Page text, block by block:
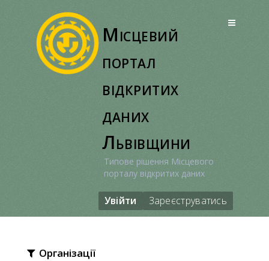
Місцевий
портал
відкритих
даних
Львівщини
Типове рішення Місцевого
порталу відкритих даних
Увійти Зареєструватись
Організації